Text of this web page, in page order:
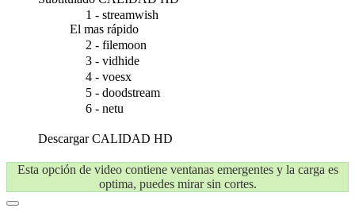
1 - streamwish
El mas rápido
2 - filemoon
3 - vidhide
4 - voesx
5 - doodstream
6 - netu
DescargarCALIDAD HD
Esta opción de video contiene ventanas emergentes y la carga es
optima, puedes mirar sin cortes.